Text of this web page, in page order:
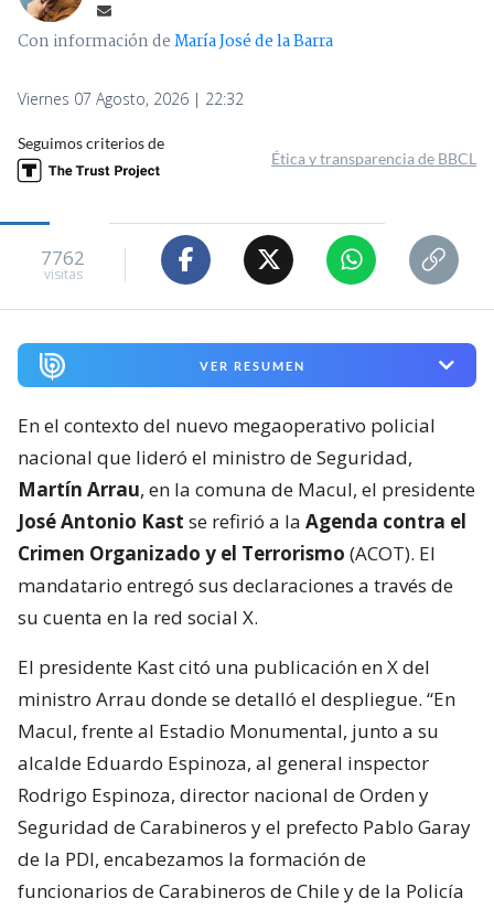
Con información deMaría José de la Barra
Viernes 07 Agosto, 2026 | 22:32
Seguimos criterios de
Ética y transparencia de BBCL
7762
visitas
VER RESUMEN
En el contexto del nuevo megaoperativo policial
nacional que lideró el ministro de Seguridad,
Martín Arrau, en la comuna de Macul, el presidente
José Antonio Kast se refirió a la Agenda contra el
Crimen Organizado y el Terrorismo (ACOT). El
mandatario entregó sus declaraciones a través de
su cuenta en la red social X.
El presidente Kast citó una publicación en X del
ministro Arrau donde se detalló el despliegue. “En
Macul, frente al Estadio Monumental, junto a su
alcalde Eduardo Espinoza, al general inspector
Rodrigo Espinoza, director nacional de Orden y
Seguridad de Carabineros y el prefecto Pablo Garay
de la PDI, encabezamos la formación de
funcionarios de Carabineros de Chile y de la Policía